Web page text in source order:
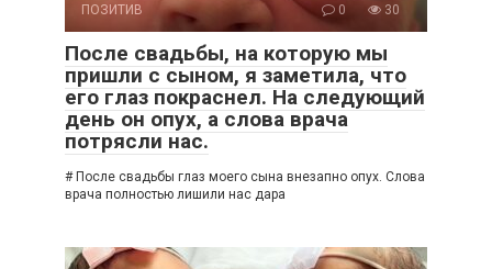
ПОЗИТИВ 0 30
После свадьбы, на которую мы
пришли с сыном, я заметила, что
его глаз покраснел. На следующий
день он опух, а слова врача
потрясли нас.
# После свадьбы глаз моего сына внезапно опух. Слова
врача полностью лишили нас дара